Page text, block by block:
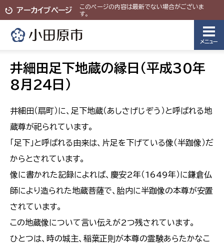
アーカイブページ
このページの内容は最新でない場合がございま
す。
メニュー
井細田足下地蔵の縁日(平成30年
8月24日)
井細田（扇町）に、足下地蔵（あしさげじぞう）と呼ばれる地
蔵尊が祀られています。
「足下」と呼ばれる由来は、片足を下げている像（半跏像）だ
からとされています。
像に書かれた記録によれば、慶安2年（1649年）に鎌倉仏
師により造られた地蔵菩薩で、胎内に半跏像の本尊が安置
されています。
この地蔵像について言い伝えが2つ残されています。
ひとつは、時の城主、稲葉正則が本尊の霊験あらたかなこ